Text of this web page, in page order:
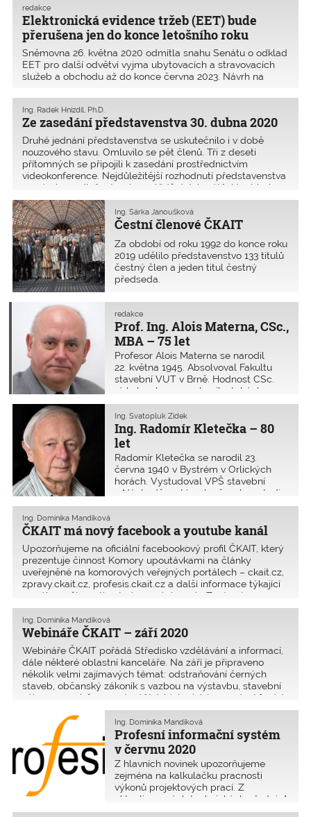
funguje také na telefonický či e-
mailový kontakt.
Elektronická evidence tržeb (EET) bude
přerušena jen do konce letošního roku
redakce
Sněmovna 26. května 2020 odmítla snahu Senátu o odklad
EET pro další odvětví vyjma ubytovacích a stravovacích
služeb a obchodu až do konce června 2023. Návrh na
podnikatele po dobu epidemie koronaviru, prezident
podepsal 28. května 2020.
Ze zasedání představenstva 30. dubna 2020
Ing. Radek Hnízdil, Ph.D.
Druhé jednání představenstva se uskutečnilo i v době
nouzového stavu. Omluvilo se pět členů. Tři z deseti
přítomných se připojili k zasedání prostřednictvím
videokonference. Nejdůležitější rozhodnutí představenstva
souviselo s odložením shromáždění delegátů. které bylo
přesunuto na 12. září 2020. Zvolení delegáti 23. března
2020 schválili per rollam mimořádné opatření: funkční
období stávajících členů představenstva, dozorčí rady a
stavovského soudu se prodlužuje o dobu trvající překážky.
Čestní členové ČKAIT
Ing. Šárka Janoušková
Za období od roku 1992 do konce roku
2019 udělilo představenstvo 133 titulů
čestný člen a jeden titul čestný
předseda.
Prof. Ing. Alois Materna, CSc.,
MBA – 75 let
redakce
Profesor Alois Materna se narodil
22. května 1945. Absolvoval Fakultu
stavební VUT v Brně. Hodnost CSc.
získal v oboru mechanika tuhých
a poddajných těles a prostředí rovněž
na VUT v Brně, titul MBA pak na
Nottingham Trent University (UK).
Ing. Radomír Kletečka – 80
let
Ing. Svatopluk Zídek
Radomír Kletečka se narodil 23.
června 1940 v Bystrém v Orlických
horách. Vystudoval VPŠ stavební
v Náchodě, poté pokračoval ve studiu
na Fakultě architektury a pozemního
v roce 1963.
ČKAIT má nový facebook a youtube kanál
Ing. Dominika Mandíková
Upozorňujeme na oficiální facebookový profil ČKAIT, který
prezentuje činnost Komory upoutávkami na články
uveřejněné na komorových veřejných portálech – ckait.cz,
zpravy.ckait.cz, profesis.ckait.cz a další informace týkající
se výkonu činnosti autorizovaných osob. Zprávy jsou
zveřejňovány pravidelně třikrát týdně. Cílem je informovat
autorizované osoby i veřejnost o nejdůležitějších
událostech oboru.
Webináře ČKAIT – září 2020
Ing. Dominika Mandíková
Webináře ČKAIT pořádá Středisko vzdělávání a informací,
dále některé oblastní kanceláře. Na září je připraveno
několik velmi zajímavých témat: odstraňování černých
staveb, občanský zákoník s vazbou na výstavbu, stavební
zákon ve vazbě na správní řád, biologické napadení fasád
a další. Pro autorizované osoby ČKAIT jsou webináře
zdarma. Osobám přihlášeným v kalendáři akcí jsou
přihlašovací údaje zasílány emailem.Profesní informační systém
v červnu 2020
Ing. Dominika Mandíková
Z hlavních novinek upozorňujeme
zejména na kalkulačku pracnosti
výkonů projektových prací. Z
aktualizovaných technických předpisů
na hospodaření se srážkovou vodou v